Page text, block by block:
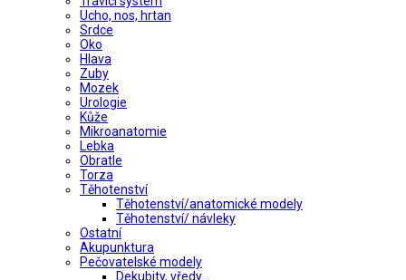
Ucho, nos, hrtan
Srdce
Oko
Hlava
Zuby
Mozek
Urologie
Kůže
Mikroanatomie
Lebka
Obratle
Torza
Těhotenství
Těhotenství/anatomické modely
Těhotenství/ návleky
Ostatní
Akupunktura
Pečovatelské modely
Dekubity, vředy..